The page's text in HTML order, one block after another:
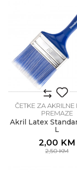
ČETKE ZA AKRILNE
PREMAZE
Akril Latex
L
2,00 KM
2,50KM